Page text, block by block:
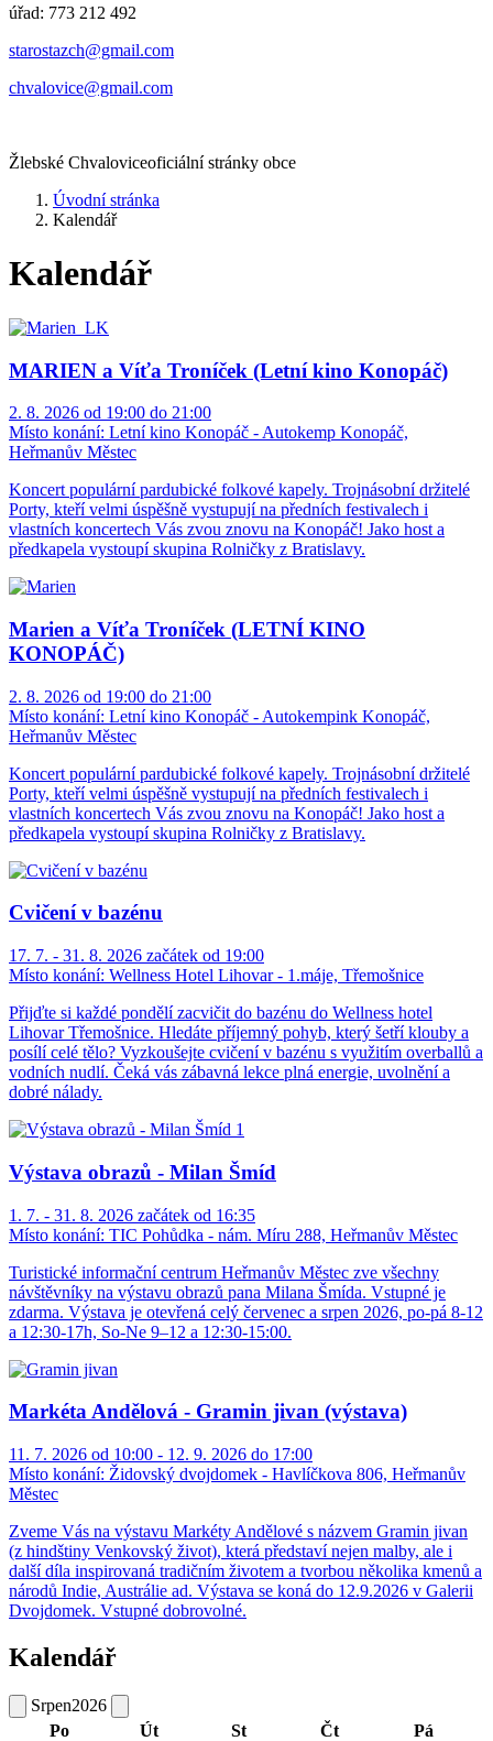
úřad: 773 212 492
​​​​starostazch@gmail.com
​​​​chvalovice@gmail.com
Žlebské Chvaloviceoficiální stránky obce
Úvodní stránka
Kalendář
Kalendář
MARIEN a Víťa Troníček (Letní kino Konopáč)
2. 8. 2026 od 19:00 do 21:00
Místo konání: Letní kino Konopáč - Autokemp Konopáč,
Heřmanův Městec
Koncert populární pardubické folkové kapely. Trojnásobní držitelé
Porty, kteří velmi úspěšně vystupují na předních festivalech i
vlastních koncertech Vás zvou znovu na Konopáč! Jako host a
předkapela vystoupí skupina Rolničky z Bratislavy.
Marien a Víťa Troníček (LETNÍ KINO
KONOPÁČ)
2. 8. 2026 od 19:00 do 21:00
Místo konání: Letní kino Konopáč - Autokempink Konopáč,
Heřmanův Městec
Koncert populární pardubické folkové kapely. Trojnásobní držitelé
Porty, kteří velmi úspěšně vystupují na předních festivalech i
vlastních koncertech Vás zvou znovu na Konopáč! Jako host a
předkapela vystoupí skupina Rolničky z Bratislavy.
Cvičení v bazénu
17. 7. - 31. 8. 2026 začátek od 19:00
Místo konání: Wellness Hotel Lihovar - 1.máje, Třemošnice
Přijďte si každé pondělí zacvičit do bazénu do Wellness hotel
Lihovar Třemošnice. Hledáte příjemný pohyb, který šetří klouby a
posílí celé tělo? Vyzkoušejte cvičení v bazénu s využitím overballů a
vodních nudlí. Čeká vás zábavná lekce plná energie, uvolnění a
dobré nálady.
Výstava obrazů - Milan Šmíd
1. 7. - 31. 8. 2026 začátek od 16:35
Místo konání: TIC Pohůdka - nám. Míru 288, Heřmanův Městec
Turistické informační centrum Heřmanův Městec zve všechny
návštěvníky na výstavu obrazů pana Milana Šmída. Vstupné je
zdarma. Výstava je otevřená celý červenec a srpen 2026, po-pá 8-12
a 12:30-17h, So-Ne 9–12 a 12:30-15:00.
Markéta Andělová - Gramin jivan (výstava)
11. 7. 2026 od 10:00 - 12. 9. 2026 do 17:00
Místo konání: Židovský dvojdomek - Havlíčkova 806, Heřmanův
Městec
Zveme Vás na výstavu Markéty Andělové s názvem Gramin jivan
(z hindštiny Venkovský život), která představí nejen malby, ale i
další díla inspirovaná tradičním životem a tvorbou několika kmenů a
národů Indie, Austrálie ad. Výstava se koná do 12.9.2026 v Galerii
Dvojdomek. Vstupné dobrovolné.
Kalendář
Srpen2026
Po
Út St Čt Pá